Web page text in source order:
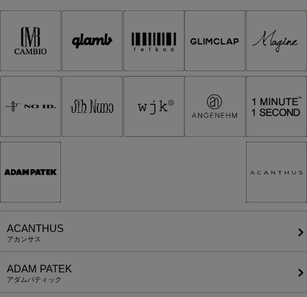
ACANTHUS
アカンサス
ADAM PATEK
アダムパティック